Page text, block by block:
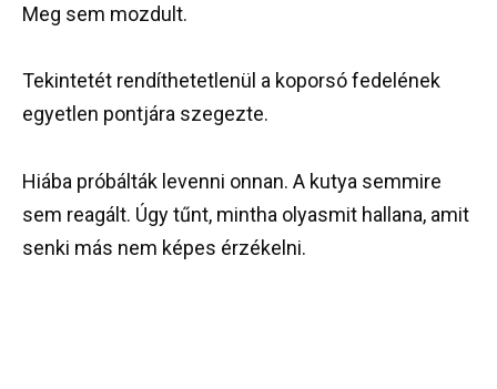
Meg sem mozdult.
Tekintetét rendíthetetlenül a koporsó fedelének
egyetlen pontjára szegezte.
Hiába próbálták levenni onnan. A kutya semmire
sem reagált. Úgy tűnt, mintha olyasmit hallana, amit
senki más nem képes érzékelni.